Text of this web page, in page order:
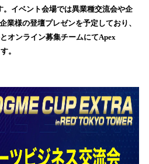
。イベント会場では異業種交流会や企
業様の登壇プレゼンを予定しており、
オンライン募集チームにてApex
。